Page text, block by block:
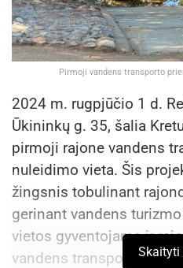
Pirmoji vandens transporto
2024 m. rugpjūčio 1 d.
Ūkininkų g. 35, šalia
pirmoji rajone vandens
nuleidimo vieta. Šis
žingsnis tobulinant
gerinant vandens
vietos gyventojams ir
vandens transportoSkaityti